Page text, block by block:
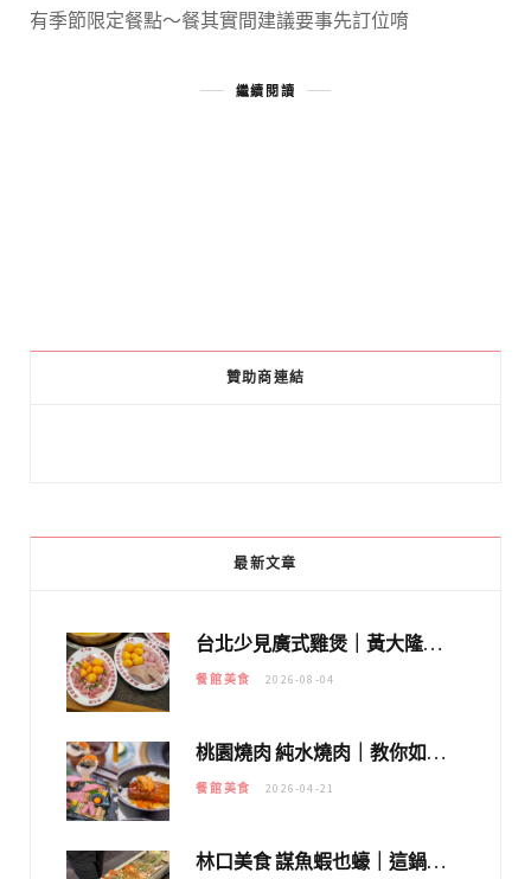
有季節限定餐點～餐其實間建議要事先訂位唷
繼續閱讀
贊助商連結
最新文章
台北少見廣式雞煲｜黃大隆濃郁煲湯：經典提燈與溫體雞肉，熬夜修仙不如來喝湯！
餐館美食 2026-08-04
桃園燒肉 純水燒肉｜教你如何優惠吃日本A5和牛各種部位，私房菜誠意吃好吃滿
餐館美食 2026-04-21
林口美食 謀魚蝦也蠔｜這鍋太狂！「蟹老闆派對鍋」10多種海鮮浮誇上桌，壽星再送生食摩天輪！